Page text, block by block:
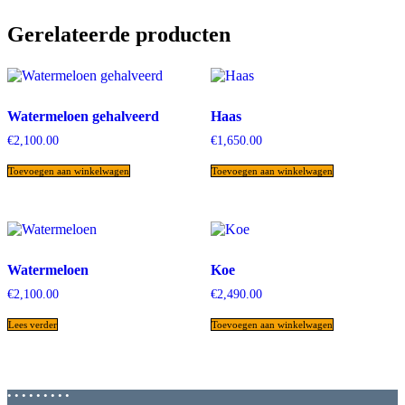
Gerelateerde producten
Watermeloen gehalveerd
€2,100.00
Toevoegen aan winkelwagen
Haas
€1,650.00
Toevoegen aan winkelwagen
Watermeloen
€2,100.00
Lees verder
Koe
€2,490.00
Toevoegen aan winkelwagen
• • • • • • • • •